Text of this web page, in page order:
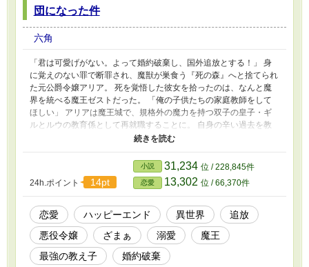
団になった件
六角
「君は可愛げがない。よって婚約破棄し、国外追放とする！」 身
に覚えのない罪で断罪され、魔獣が巣食う『死の森』へと捨てられ
た元公爵令嬢アリア。 死を覚悟した彼女を拾ったのは、なんと魔
界を統べる魔王ゼストだった。 「俺の子供たちの家庭教師をして
ほしい」 アリアは魔王城で、規格外の魔力を持つ双子の皇子・ギ
ルとルウの教育係として再就職することに。 自身の辛い過去を教
訓に、「人間は魔獣よりも恐ろしい生き物だから、決して近づいて
して最強すぎる）双子は、その教えを斜め上に解釈してしまった！
「先生を泣かせた人間？ ……そいつら、灰にしていいよね？」
「社会的に抹殺して、絶望の底に叩き落としてあげる」 アリアが
「平和」を説くたびに、なぜか双子の殺意と戦闘力はカンスト突
破。 さらに魔王様までもが「君を傷つける国など、一夜で地図か
ら消せばいい」と激甘溺愛モードに突入してしまい……！？ 勘違
いから始まる、過保護な魔王軍による容赦ない「ざまぁ」と、世界
一幸せな「溺愛」の物語。 アリアを捨てた王国が物理的・社会的
にボコボコにされる一方で、アリアは魔界のママ、そして王妃とし
24h.ポイント 14pt
小説 31,234 位 / 228,845件
恋愛 13,302 位 / 66,370件
恋愛 ハッピーエンド 異世界
追放
悪役令嬢
ざまぁ 溺愛
魔王
最強の教え子
婚約破棄